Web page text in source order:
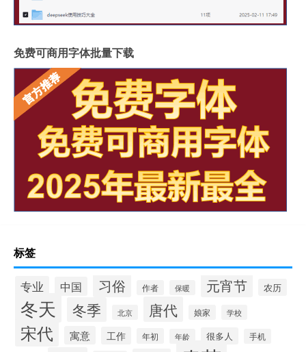
免费可商用字体批量下载
标签
专业 中国 习俗 作者 保暖 元宵节 农历
冬天 冬季 北京 唐代 娘家 学校
宋代 寓意 工作 年初 年龄 很多人 手机